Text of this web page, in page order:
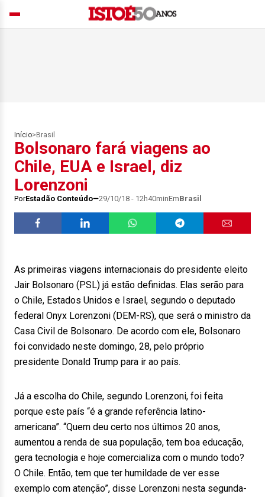
Início> Brasil
Bolsonaro fará viagens ao
Chile, EUA e Israel, diz
Lorenzoni
PorEstadão Conteúdo 29/10/18 - 12h40minEmBrasil
As primeiras viagens internacionais do presidente eleito
Jair Bolsonaro (PSL) já estão definidas. Elas serão para
o Chile, Estados Unidos e Israel, segundo o deputado
federal Onyx Lorenzoni (DEM-RS), que será o ministro da
Casa Civil de Bolsonaro. De acordo com ele, Bolsonaro
foi convidado neste domingo, 28, pelo próprio
presidente Donald Trump para ir ao país.
Já a escolha do Chile, segundo Lorenzoni, foi feita
porque este país “é a grande referência latino-
americana”. “Quem deu certo nos últimos 20 anos,
aumentou a renda de sua população, tem boa educação,
gera tecnologia e hoje comercializa com o mundo todo?
O Chile. Então, tem que ter humildade de ver esse
exemplo com atenção”, disse Lorenzoni nesta segunda-